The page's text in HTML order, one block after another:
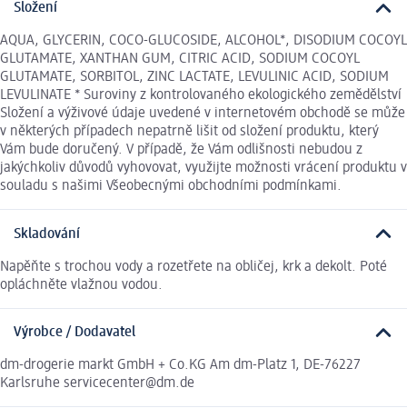
Složení
AQUA, GLYCERIN, COCO-GLUCOSIDE, ALCOHOL*, DISODIUM COCOYL
GLUTAMATE, XANTHAN GUM, CITRIC ACID, SODIUM COCOYL
GLUTAMATE, SORBITOL, ZINC LACTATE, LEVULINIC ACID, SODIUM
LEVULINATE * Suroviny z kontrolovaného ekologického zemědělství
Složení a výživové údaje uvedené v internetovém obchodě se může
v některých případech nepatrně lišit od složení produktu, který
Vám bude doručený. V případě, že Vám odlišnosti nebudou z
jakýchkoliv důvodů vyhovovat, využijte možnosti vrácení produktu v
souladu s našimi Všeobecnými obchodními podmínkami.
Skladování
Napěňte s trochou vody a rozetřete na obličej, krk a dekolt. Poté
opláchněte vlažnou vodou.
Výrobce / Dodavatel
dm-drogerie markt GmbH + Co.KG Am dm-Platz 1, DE-76227
Karlsruhe servicecenter@dm.de